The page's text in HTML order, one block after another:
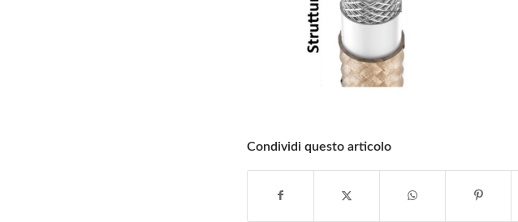
Condividi questo articolo